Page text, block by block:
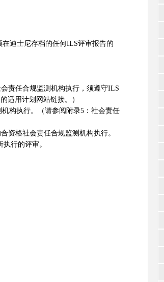
迪士尼存档的任何ILS评审报告的
责任合规监测机构执行，须遵守ILS
适用计划网站链接。）
构执行。（请参阅附录5：社会责任
格社会责任合规监测机构执行。
行的评审。